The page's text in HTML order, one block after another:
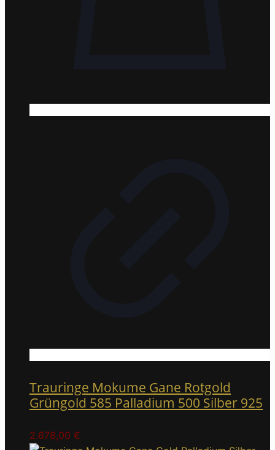
Trauringe Mokume Gane Rotgold
Grüngold 585 Palladium 500 Silber 925
2.678,00 €